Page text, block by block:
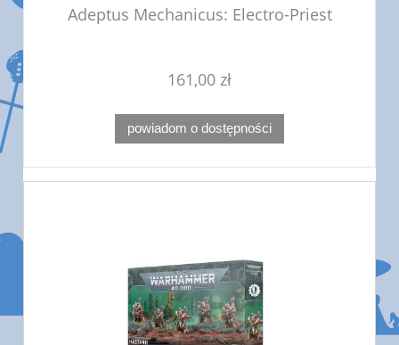
Adeptus Mechanicus: Electro-Priest
161,00 zł
powiadom o dostępności